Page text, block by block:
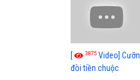
[ 3875 Video]
đòi tiền chuộc